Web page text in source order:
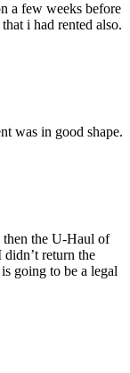
a few weeks before
i had rented also.
was in good shape.
then the U-Haul of
return the
going to be a legal